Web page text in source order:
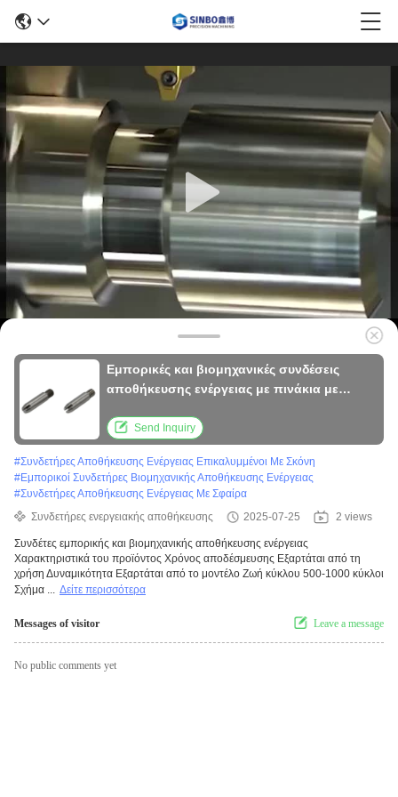
Εμπορικές και βιομηχανικές συνδέσεις
αποθήκευσης ενέργειας με πινάκια με
σκόνηSend Inquiry
#Συνδετήρες Αποθήκευσης Ενέργειας Επικαλυμμένοι Με Σκόνη
#Εμπορικοί Συνδετήρες Βιομηχανικής Αποθήκευσης Ενέργειας
#Συνδετήρες Αποθήκευσης Ενέργειας Με Σφαίρα
Συνδετήρες ενεργειακής αποθήκευσης
2025-07-25 2 views
Συνδέτες εμπορικής και βιομηχανικής αποθήκευσης ενέργειας
Χαρακτηριστικά του προϊόντος Χρόνος αποδέσμευσης Εξαρτάται από τη
χρήση Δυναμικότητα Εξαρτάται από το μοντέλο Ζωή κύκλου 500-1000 κύκλοι
Σχήμα ... Δείτε περισσότερα
Messages of visitor Leave a message
No public comments yet